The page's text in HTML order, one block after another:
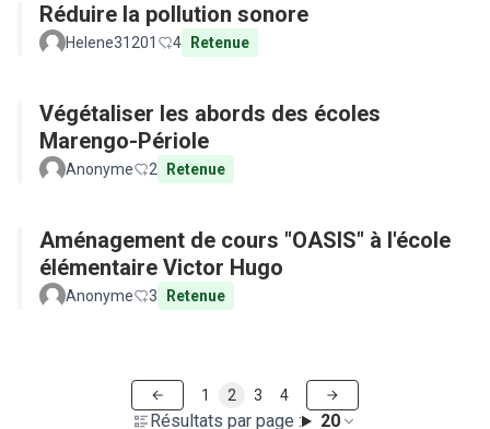
Réduire la pollution sonore
Helene31201 4 Retenue
Végétaliser les abords des écoles
Marengo-Périole
Anonyme 2 Retenue
Aménagement de cours "OASIS" à l'école
élémentaire Victor Hugo
Anonyme 3 Retenue
Résultats par page : 20
1 2 3 4